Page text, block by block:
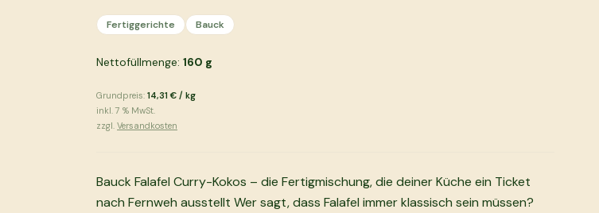
Fertiggerichte Bauck
Nettofüllmenge: 160 g
Grundpreis: 14,31 € / kg
inkl. 7 % MwSt.
zzgl. Versandkosten
Bauck Falafel Curry-Kokos – die Fertigmischung, die deiner Küche ein Ticket
nach Fernweh ausstellt Wer sagt, dass Falafel immer klassisch sein müssen?